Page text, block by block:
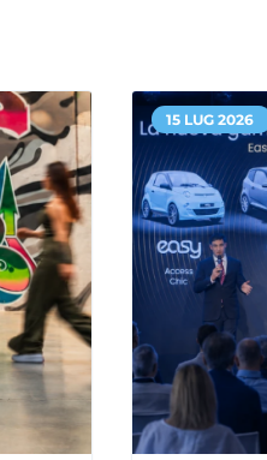
15 LUG 2026